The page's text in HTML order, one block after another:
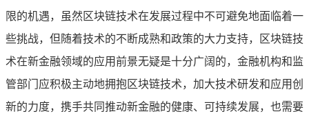
限的机遇，虽然区块链技术在发展过程中不可避免地面临着一
些挑战，但随着技术的不断成熟和政策的大力支持，区块链技
术在新金融领域的应用前景无疑是十分广阔的，金融机构和监
管部门应积极主动地拥抱区块链技术，加大技术研发和应用创
新的力度，携手共同推动新金融的健康、可持续发展，也需要